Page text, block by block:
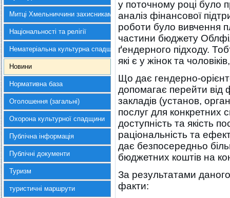
Митці Хмельниччини захисникам України
Національності та релігії
Нематеріальна культурна спадщина
Новини
Нормативна база
Оголошення (загальні)
Охорона культурної спадщини
Публічна інформація
Публічні документи
Туризм
туристичні маршрути
у поточному році було
аналіз фінансової
роботи було вивчення
частини бюджету
ґендерного підходу.
які є у жінок та
Що дає гендерно-
допомагає перейти від
закладів (установ,
послуг для конкретних
доступність та якість
раціональність та
дає безпосередньо
бюджетних коштів на
За результатами даного
факти: